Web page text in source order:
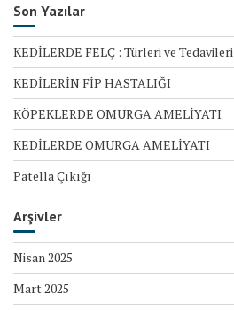
d
o
l
a
ş
ı
m
ı
Son Yazılar
KEDİLERDE FELÇ : Türleri ve Tedavileri
KEDİLERİN FİP HASTALIĞI
KÖPEKLERDE OMURGA AMELİYATI
KEDİLERDE OMURGA AMELİYATI
Patella Çıkığı
Arşivler
Nisan 2025
Mart 2025